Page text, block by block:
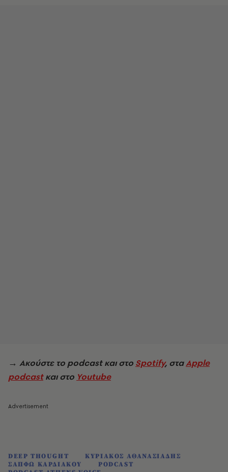
→ Ακούστε το podcast και στο Spotify, σταApple
podcastκαι στο Youtube
DEEP THOUGHT
ΚΥΡΙΑΚΟΣ ΑΘΑΝΑΣΙΑΔΗΣ
ΣΑΠΦΩ ΚΑΡΔΙΑΚΟΥ
PODCAST